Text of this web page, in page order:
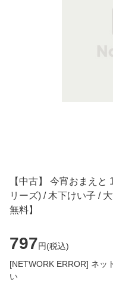
【中古】 今宵おまえ
リーズ) / 木下けい子 /
無料】
797円(税込)
[NETWORK ERROR] ネッ
い